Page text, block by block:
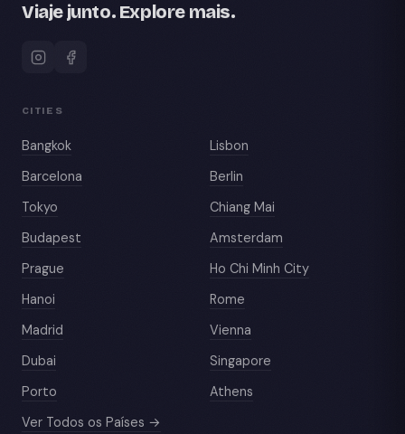
Viaje junto. Explore mais.
CITIES
Bangkok
Lisbon
Barcelona
Berlin
Tokyo
Chiang Mai
Budapest
Amsterdam
Prague
Ho Chi Minh City
Hanoi
Rome
Madrid
Vienna
Dubai
Singapore
Porto
Athens
Ver Todos os Países →